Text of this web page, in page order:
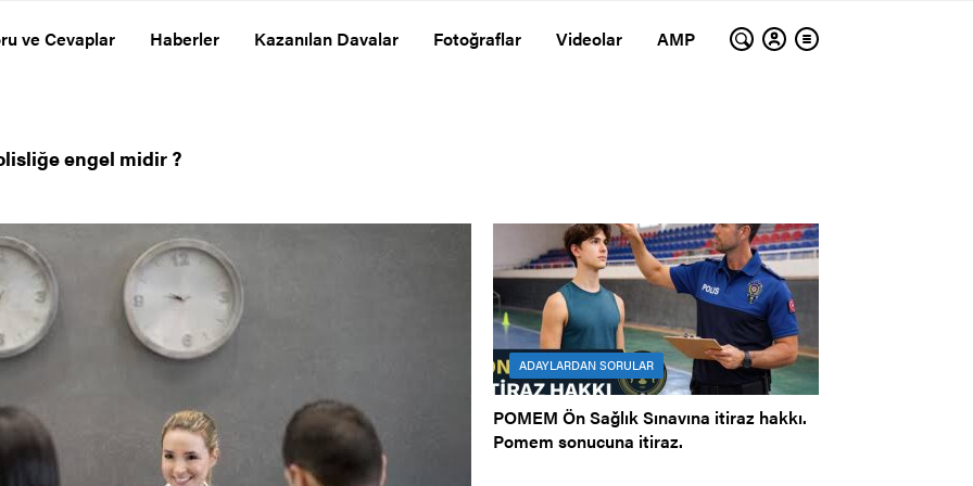
ve Cevaplar Haberler Kazanılan Davalar Fotoğraflar Videolar AMP
engel midir ?
ADAYLARDAN SORULAR
POMEM Ön Sağlık Sınavına itiraz hakkı.
Pomem sonucuna itiraz.